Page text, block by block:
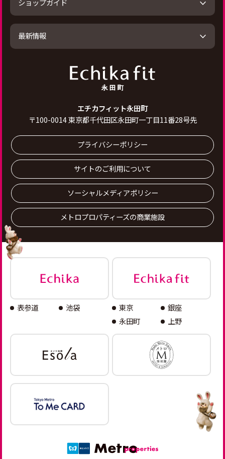
ショップガイド
最新情報
エチカフィット永田町
〒100-0014東京都千代田区永田町一丁目11番28号先
プライバシーポリシー
サイトのご利用について
ソーシャルメディアポリシー
メトロプロパティーズの商業施設
表参道 池袋 東京
銀座
永田町
上野